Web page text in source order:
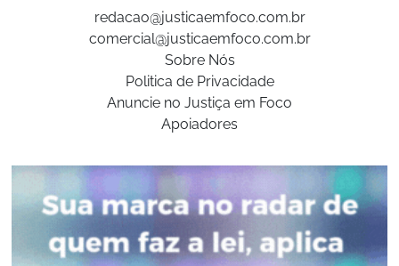
redacao@justicaemfoco.com.br
comercial@justicaemfoco.com.br
Sobre Nós
Politica de Privacidade
Anuncie no Justiça em Foco
Apoiadores